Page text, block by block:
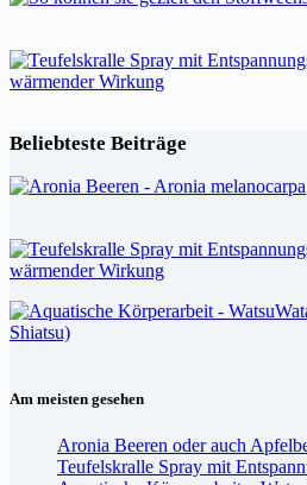
Beliebteste Beiträge
Am meisten gesehen
Aronia Beeren oder auch
Teufelskralle Spray mit